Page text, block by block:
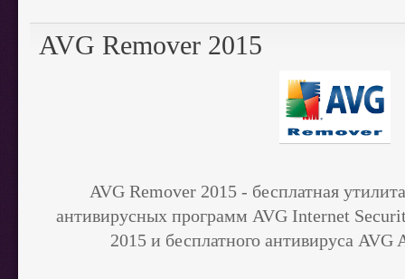
AVG Remover 2015
AVG Remover 2015 - бесплатная
антивирусных программ AVG Internet
2015 и бесплатного антивируса